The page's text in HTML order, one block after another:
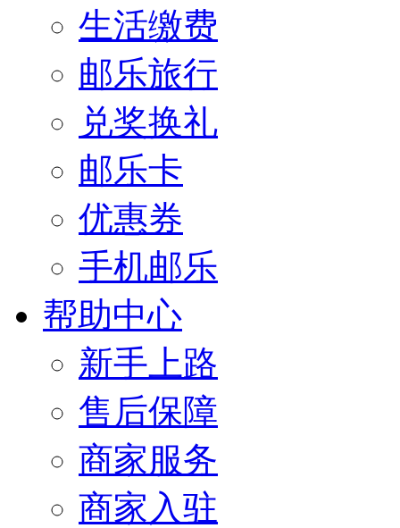
生活缴费
邮乐旅行
兑奖换礼
邮乐卡
优惠券
手机邮乐
帮助中心
新手上路
售后保障
商家服务
商家入驻